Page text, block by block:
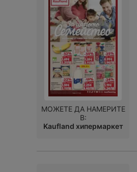
МОЖЕТЕ ДА НАМЕРИТЕ
В:
Kaufland хипермаркет